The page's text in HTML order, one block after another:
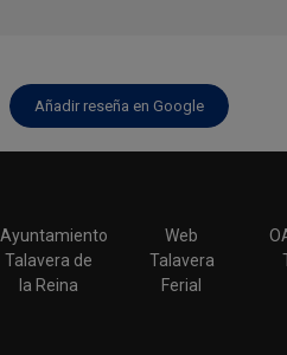
Añadir reseña en Google
Ayuntamiento
Talavera de
la Reina
Web
Talavera
Ferial